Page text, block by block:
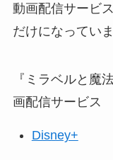
動画配信サービ
だけになっていま
『ミラベルと魔
画配信サービス
Disney+